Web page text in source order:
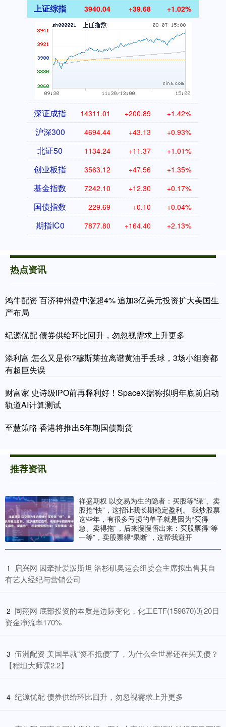
上证综指 3940.04 +39.68 +1.02%
深证成指 14311.01 +200.89 +1.42%
沪深300 4694.44 +43.13 +0.93%
北证50 1134.24 +11.37 +1.01%
创业板指 3563.12 +47.56 +1.35%
基金指数 7242.10 +12.30 +0.17%
国债指数 229.69 +0.10 +0.04%
期指IC0 7877.80 +164.40 +2.13%
热点资讯
鸿牛配资 百济神州盘中涨超4% 追加3亿美元投资扩大美国生
产布局
纪源优配 债券供给环比回升，勿忽视需求上升更多
添利富 怎么又是你?穆斯莱拉离谱黄油手丢球，3场小组赛都
有超巨失误
财富家 史诗级IPO前再释利好！SpaceX据称拟明年底前启动
轨道AI计算测试
至慧策略 香港将推出5年期国债期货
推荐资讯
祥盛期权 以交易为生的隐者：买股等“绿”、卖
股抢“快”，这招让我长期稳定盈利。 我炒股票
这些年，有很多亏损的单子就是因为“买得
急、卖得拖”，后来慢慢悟出来：买股票得“等
一等”，卖股票得“果断”，这帮我避开
1
​启兴网 因牵扯爱泼斯坦 洛杉矶奥运会组委会主席拟出售其自
有艺人经纪与营销公司
2 ​同翔网 底部投资的本质是边际变化，化工ETF(159870)近20日
资金净流率170%
3 ​伍洲配资 美国早就“资不抵债”了，为什么全世界还在买美债？
【程坦大师课2.2】
4 ​纪源优配 债券供给环比回升，勿忽视需求上升更多